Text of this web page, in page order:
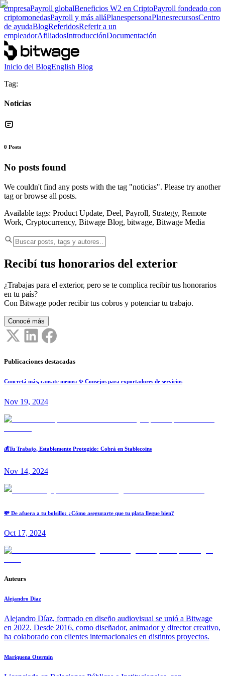
empresaPayroll globalBeneficios W2 en CriptoPayroll fondeado con
criptomonedasPayroll y más alláPlanespersonaPlanesrecursosCentro
de ayudaBlogReferidosReferir a un
empleadorAfiliadosIntroducciónDocumentación
Inicio del BlogEnglish Blog
Tag:
Noticias
0 Posts
No posts found
We couldn't find any posts with the tag "noticias". Please try another
tag or browse all posts.
Available tags: Product Update, Deel, Payroll, Strategy, Remote
Work, Cryptocurrency, Bitwage Blog, bitwage, Bitwage Media
Recibí tus honorarios del exterior
¿Trabajas para el exterior, pero se te complica recibir tus honorarios
en tu país?
Con Bitwage poder recibir tus cobros y potenciar tu trabajo.
Conocé más
Publicaciones destacadas
Concretá más, cansate menos: ✨ Consejos para exportadores de servicios
Nov 19, 2024
💰Tu Trabajo, Establemente Protegido: Cobrá en Stablecoins
Nov 14, 2024
💸 De afuera a tu bolsillo: ¿Cómo asegurarte que tu plata llegue bien?
Oct 17, 2024
Auteurs
Alejandro Diaz
Alejandro Díaz, formado en diseño audiovisual se unió a Bitwage
en 2022. Desde 2016, como diseñador, animador y director creativo,
ha colaborado con clientes internacionales en distintos proyectos.
Mariquena Otermin